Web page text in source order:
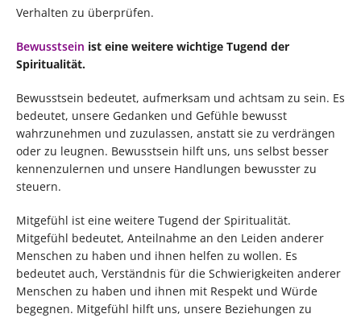
Verhalten zu überprüfen.
Bewusstsein ist eine weitere wichtige Tugend der
Spiritualität.
Bewusstsein bedeutet, aufmerksam und achtsam zu sein. Es
bedeutet, unsere Gedanken und Gefühle bewusst
wahrzunehmen und zuzulassen, anstatt sie zu verdrängen
oder zu leugnen. Bewusstsein hilft uns, uns selbst besser
kennenzulernen und unsere Handlungen bewusster zu
steuern.
Mitgefühl ist eine weitere Tugend der Spiritualität.
Mitgefühl bedeutet, Anteilnahme an den Leiden anderer
Menschen zu haben und ihnen helfen zu wollen. Es
bedeutet auch, Verständnis für die Schwierigkeiten anderer
Menschen zu haben und ihnen mit Respekt und Würde
begegnen. Mitgefühl hilft uns, unsere Beziehungen zu